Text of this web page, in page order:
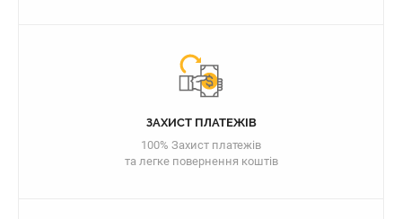
ЗАХИСТ ПЛАТЕЖІВ
100% Захист платежів
та легке повернення коштів